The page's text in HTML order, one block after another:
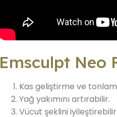
Emsculpt Neo
Kas geliştirme ve
Yağ yakımını artırabilir.
Vücut şeklini iyileştirebilir.